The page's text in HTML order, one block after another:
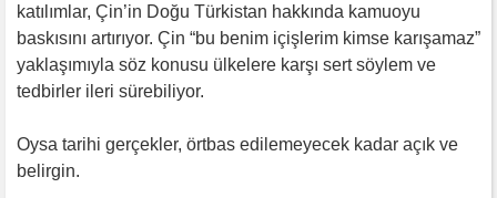
katılımlar, Çin’in Doğu Türkistan hakkında kamuoyu
baskısını artırıyor. Çin “bu benim içişlerim kimse karışamaz”
yaklaşımıyla söz konusu ülkelere karşı sert söylem ve
tedbirler ileri sürebiliyor.
Oysa tarihi gerçekler, örtbas edilemeyecek kadar açık ve
belirgin.